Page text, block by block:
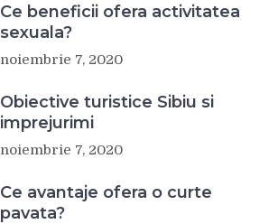
Ce beneficii ofera activitatea
sexuala?
noiembrie 7, 2020
Obiective turistice Sibiu si
imprejurimi
noiembrie 7, 2020
Ce avantaje ofera o curte
pavata?